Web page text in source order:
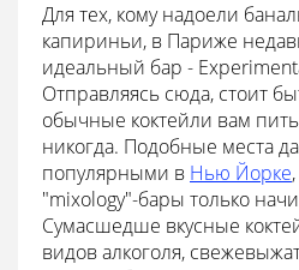
Для тех, кому надоели
капириньи, в Париже
идеальный бар -
Отправляясь сюда, стоит
обычные коктейли вам
никогда. Подобные места
популярными в Нью Йорке
"mixology"-бары только
Сумасшедше вкусные
видов алкоголя,